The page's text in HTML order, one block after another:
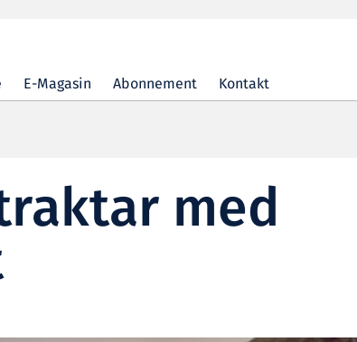
E-Magasin Abonnement Kontakt
med